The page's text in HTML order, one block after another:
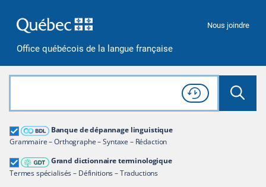
Office québécois de la langue française
Nous joindre
Rechercher dans tout le site
Lancer
Consulter l'
Historique
de recherche
Banque de dépannage linguistique
Grammaire – Orthographe – Syntaxe – Rédaction
Grand dictionnaire terminologique
Termes spécialisés – Définitions – Traductions
Grand dictionnaire terminologique
Restreindre aux termes